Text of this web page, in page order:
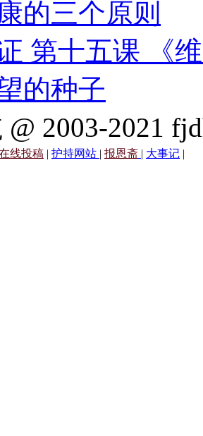
的三个原则
第十五课 《
的种子
2003-2021
线投稿 | 护持网站 | 报恩斋 | 大事记 |